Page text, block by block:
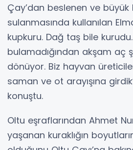
Çay’dan beslenen ve
sulanmasında kullanılan
kupkuru. Dağ taş bile
bulamadığından akşam aç
dönüyor. Biz hayvan
saman ve ot arayışına
konuştu.
Oltu eşraflarından Ahmet
yaşanan kuraklığın